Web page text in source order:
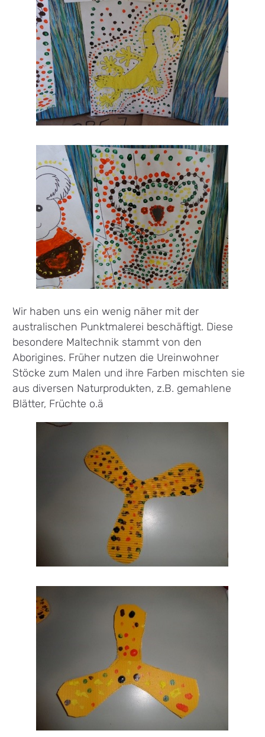
Wir haben uns ein wenig näher mit der
australischen Punktmalerei beschäftigt. Diese
besondere Maltechnik stammt von den
Aborigines. Früher nutzen die Ureinwohner
Stöcke zum Malen und ihre Farben mischten sie
aus diversen Naturprodukten, z.B. gemahlene
Blätter, Früchte o.ä